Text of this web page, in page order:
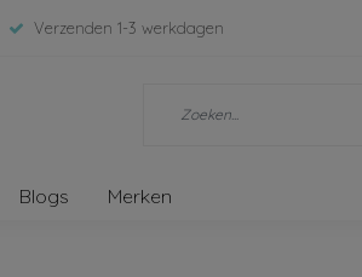
Verzenden 1-3 werkdagen
Blogs Merken